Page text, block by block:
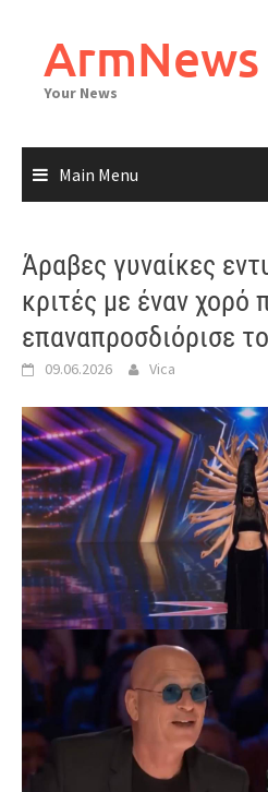
content
Your News
Main Menu
Άραβες γυναίκες
κριτές με έναν χορό
επαναπροσδιόρισε
09.06.2026 Vica